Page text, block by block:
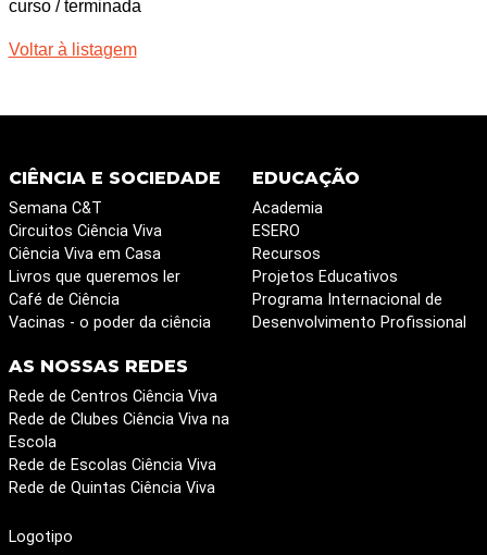
curso / terminada
Voltar à listagem
CIÊNCIA E SOCIEDADE
Semana C&T
Circuitos Ciência Viva
Ciência Viva em Casa
Livros que queremos ler
Café de Ciência
Vacinas - o poder da ciência
EDUCAÇÃO
Academia
ESERO
Recursos
Projetos Educativos
Programa Internacional de
Desenvolvimento Profissional
AS NOSSAS REDES
Rede de Centros Ciência Viva
Rede de Clubes Ciência Viva na
Escola
Rede de Escolas Ciência Viva
Rede de Quintas Ciência Viva
Logotipo